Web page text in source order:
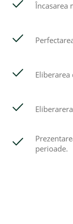
Încasarea
perioade.